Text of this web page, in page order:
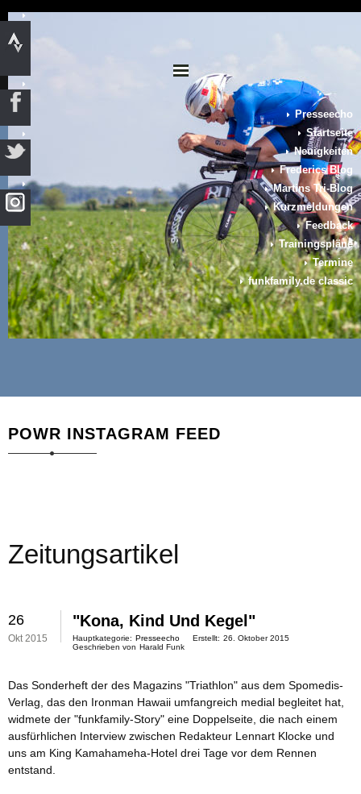
Presseecho
Startseite
Neuigkeiten
Frederics Blog
Martins Tri-Blog
Kurzmeldungen
Feedback
Trainingspläne
Termine
funkfamily.de classic
POWR INSTAGRAM FEED
Zeitungsartikel
26
Okt 2015
"Kona, Kind Und Kegel"
Hauptkategorie: Presseecho Erstellt: 26. Oktober 2015
Geschrieben von Harald Funk
Das Sonderheft der des Magazins "Triathlon" aus dem Spomedis-
Verlag, das den Ironman Hawaii umfangreich medial begleitet hat,
widmete der "funkfamily-Story" eine Doppelseite, die nach einem
ausfürhlichen Interview zwischen Redakteur Lennart Klocke und
uns am King Kamahameha-Hotel drei Tage vor dem Rennen
entstand.